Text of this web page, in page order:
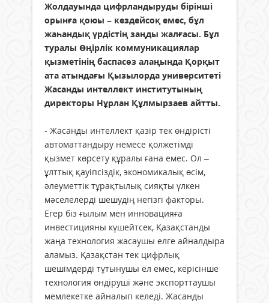
Жолдауында цифрландыруды бірінші
орынға қоюы – кездейсоқ емес, бұл
жаһандық үрдістің заңды жалғасы. Бұл
туралы Өңірлік коммуникациялар
қызметінің баспасөз алаңында Қорқыт
ата атындағы Қызылорда университеті
Жасанды интеллект институтының
директоры Нұрлан Құлмырзаев айтты.
- Жасанды интеллект қазір тек өндірісті
автоматтандыру немесе қолжетімді
қызмет көрсету құралы ғана емес. Ол –
ұлттық қауіпсіздік, экономикалық өсім,
әлеуметтік тұрақтылық сияқты үлкен
мәселелерді шешудің негізгі факторы.
Егер біз ғылым мен инновацияға
инвестицияны күшейтсек, Қазақстанды
жаңа технология жасаушы елге айналдыра
аламыз. Қазақстан тек цифрлық
шешімдерді тұтынушы ел емес, керісінше
технология өндіруші және экспорттаушы
мемлекетке айналып келеді. Жасанды